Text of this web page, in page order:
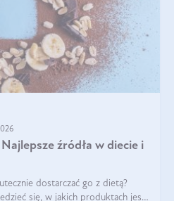
źródła w diecie i
dostarczać go z dietą?
się, w jakich produktach jest